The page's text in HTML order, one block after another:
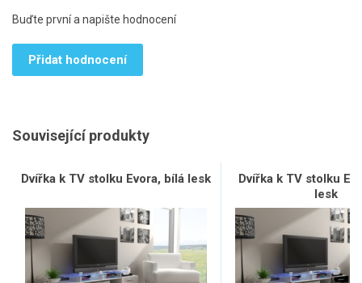
Buďte první a napište hodnocení
Přidat hodnocení
Související produkty
Dvířka k TV stolku Evora, bílá lesk
Dvířka k TV stolku
lesk